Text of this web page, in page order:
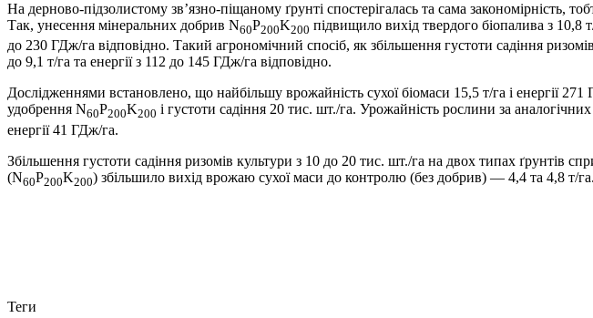
На дерново-підзолистому зв’язно-піщаному ґрунті спостерігалась та сама закономірність,
Так, унесення мінеральних добрив N60P200K200 підвищило вихід твердого біопалива з 10,8
до 230 ГДж/га відповідно. Такий агрономічний спосіб, як збільшення густоти садіння
до 9,1 т/га та енергії з 112 до 145 ГДж/га відповідно.
Дослідженнями встановлено, що найбільшу врожайність сухої біомаси 15,5 т/га і енергії
удобрення N60P200K200 і густоти садіння 20 тис. шт./га. Урожайність рослини за
енергії 41 ГДж/га.
Збільшення густоти садіння ризомів культури з 10 до 20 тис. шт./га на двох типах ґрунтів
(N60P200K200) збільшило вихід врожаю сухої маси до контролю (без добрив) — 4,4 та 4,8 т/га.
Теги